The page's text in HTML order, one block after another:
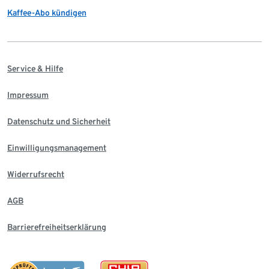
Kaffee-Abo kündigen
Service & Hilfe
Impressum
Datenschutz und Sicherheit
Einwilligungsmanagement
Widerrufsrecht
AGB
Barrierefreiheitserklärung